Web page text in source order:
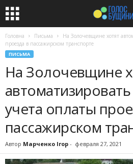
Головна Письма
На Золочевщине хотят
проезда в пассажирском транспорте
ПИСЬМА
На Золочевщине
учета оплаты
пассажирском
Автор Марченко Ігор - февраля 27, 2021